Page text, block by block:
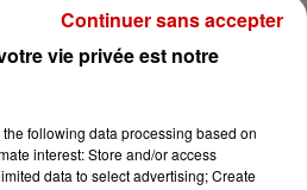
vie privée est notre
the following data processing based on
interest: Store and/or access
data to select advertising; Create
Continuer sans accepter